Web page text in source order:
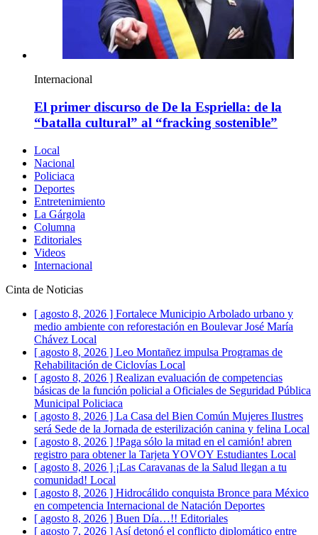
Internacional
El primer discurso de De la Espriella: de la
“batalla cultural” al “fracking sostenible”
Local
Nacional
Policiaca
Deportes
Entretenimiento
La Gárgola
Columna
Editoriales
Videos
Internacional
Cinta de Noticias
[ agosto 8, 2026 ] Fortalece Municipio Arbolado urbano y
medio ambiente con reforestación en Boulevar José María
Chávez Local
[ agosto 8, 2026 ] Leo Montañez impulsa Programas de
Rehabilitación de Ciclovías Local
[ agosto 8, 2026 ] Realizan evaluación de competencias
básicas de la función policial a Oficiales de Seguridad Pública
Municipal Policiaca
[ agosto 8, 2026 ] La Casa del Bien Común Mujeres Ilustres
será Sede de la Jornada de esterilización canina y felina Local
[ agosto 8, 2026 ] !Paga sólo la mitad en el camión! abren
registro para obtener la Tarjeta YOVOY Estudiantes Local
[ agosto 8, 2026 ] ¡Las Caravanas de la Salud llegan a tu
comunidad! Local
[ agosto 8, 2026 ] Hidrocálido conquista Bronce para México
en competencia Internacional de Natación Deportes
[ agosto 8, 2026 ] Buen Día…!! Editoriales
[ agosto 7, 2026 ] Así detonó el conflicto diplomático entre